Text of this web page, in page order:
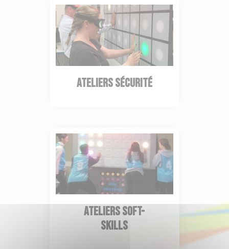
Ateliers Sécurité
Ateliers Soft-
skills